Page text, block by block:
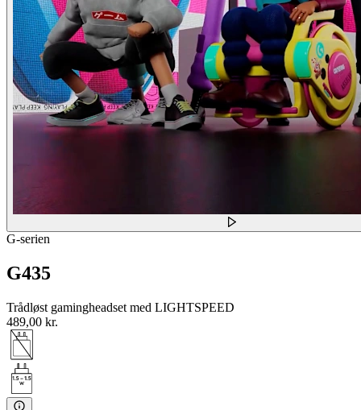
G-serien
G435
Trådløst gamingheadset med LIGHTSPEED
489,00 kr.